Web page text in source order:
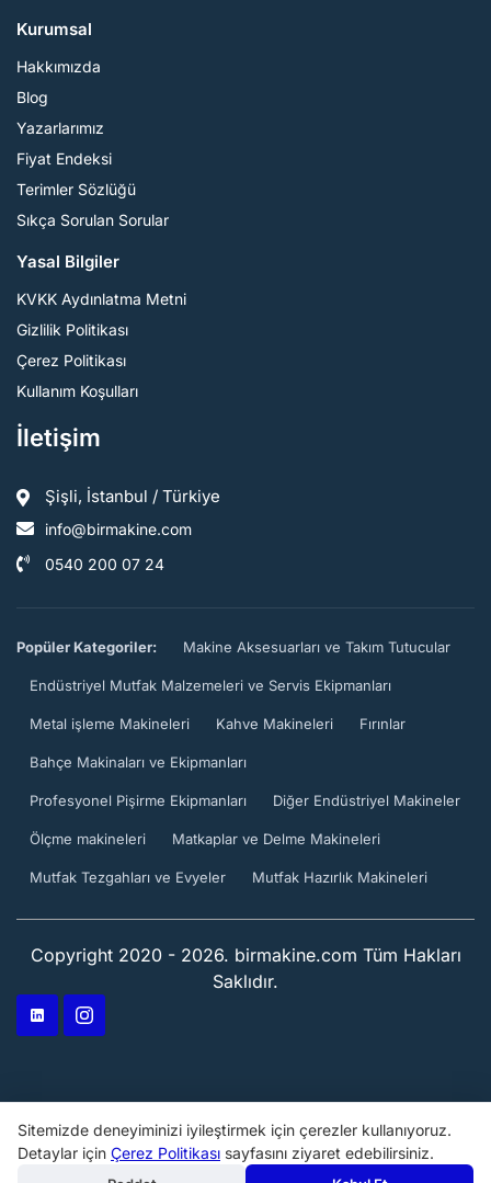
Kurumsal
Hakkımızda
Blog
Yazarlarımız
Fiyat Endeksi
Terimler Sözlüğü
Sıkça Sorulan Sorular
Yasal Bilgiler
KVKK Aydınlatma Metni
Gizlilik Politikası
Çerez Politikası
Kullanım Koşulları
İletişim
Şişli, İstanbul / Türkiye
info@birmakine.com
0540 200 07 24
Popüler Kategoriler: Makine Aksesuarları ve Takım Tutucular
Endüstriyel Mutfak Malzemeleri ve Servis Ekipmanları
Metal işleme Makineleri Kahve Makineleri Fırınlar
Bahçe Makinaları ve Ekipmanları
Profesyonel Pişirme Ekipmanları Diğer Endüstriyel Makineler
Ölçme makineleri Matkaplar ve Delme Makineleri
Mutfak Tezgahları ve Evyeler Mutfak Hazırlık Makineleri
Copyright 2020 - 2026. birmakine.com Tüm Hakları
Saklıdır.
Sitemizde deneyiminizi iyileştirmek için çerezler kullanıyoruz.
Detaylar için Çerez Politikası sayfasını ziyaret edebilirsiniz.